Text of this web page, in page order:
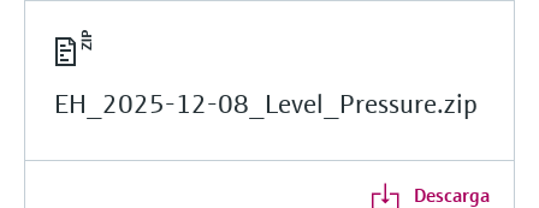
EH_2025-12-08_Level_Pressure.zip
Descarga